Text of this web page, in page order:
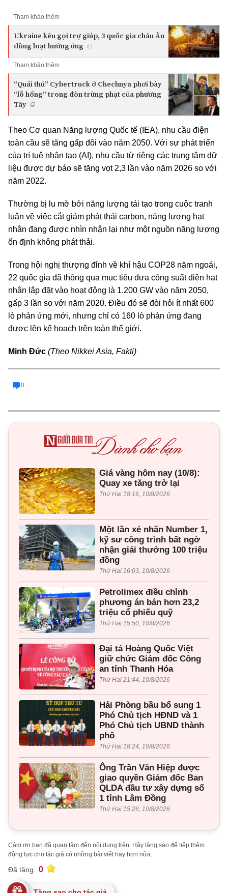
Tham khảo thêm
Ukraine kêu gọi trợ giúp, 3 quốc gia châu Âu
đồng loạt hưởng ứng
Tham khảo thêm
“Quái thú” Cybertruck ở Chechnya phơi bày
“lỗ hổng” trong đòn trừng phạt của phương
Tây
Theo Cơ quan Năng lượng Quốc tế (IEA), nhu cầu điện
toàn cầu sẽ tăng gấp đôi vào năm 2050. Với sự phát triển
của trí tuệ nhân tạo (AI), nhu cầu từ riêng các trung tâm dữ
liệu được dự báo sẽ tăng vọt 2,3 lần vào năm 2026 so với
năm 2022.
Thường bị lu mờ bởi năng lượng tái tạo trong cuộc tranh
luận về việc cắt giảm phát thải carbon, năng lượng hạt
nhân đang được nhìn nhận lại như một nguồn năng lượng
ổn định không phát thải.
Trong hội nghị thượng đỉnh về khí hậu COP28 năm ngoái,
22 quốc gia đã thông qua mục tiêu đưa công suất điện hạt
nhân lắp đặt vào hoạt động là 1.200 GW vào năm 2050,
gấp 3 lần so với năm 2020. Điều đó sẽ đòi hỏi ít nhất 600
lò phản ứng mới, nhưng chỉ có 160 lò phản ứng đang
được lên kế hoạch trên toàn thế giới.
Minh Đức (Theo Nikkei Asia, Fakti)
0
Giá vàng hôm nay (10/8):
Quay xe tăng trở lại
Thứ Hai 18:16, 10/8/2026
Một lần xé nhãn Number 1,
kỹ sư công trình bất ngờ
nhận giải thưởng 100 triệu
đồng
Thứ Hai 16:03, 10/8/2026
Petrolimex điều chỉnh
phương án bán hơn 23,2
triệu cổ phiếu quỹ
Thứ Hai 15:50, 10/8/2026
Đại tá Hoàng Quốc Việt
giữ chức Giám đốc Công
an tỉnh Thanh Hóa
Thứ Hai 21:44, 10/8/2026
Hải Phòng bầu bổ sung 1
Phó Chủ tịch HĐND và 1
Phó Chủ tịch UBND thành
phố
Thứ Hai 18:24, 10/8/2026
Ông Trần Văn Hiệp được
giao quyền Giám đốc Ban
QLDA đầu tư xây dựng số
1 tỉnh Lâm Đồng
Thứ Hai 15:26, 10/8/2026
Cảm ơn bạn đã quan tâm đến nội dung trên. Hãy tặng sao để tiếp thêm
động lực cho tác giả có những bài viết hay hơn nữa.
Đã tặng: 0